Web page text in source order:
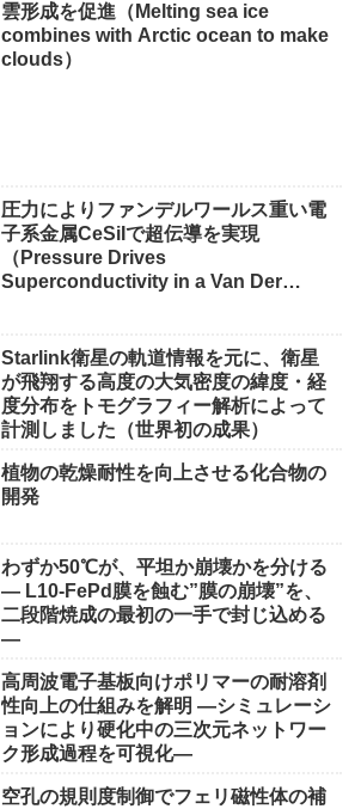
雲形成を促進（Melting sea ice
combines with Arctic ocean to make
clouds）
圧力によりファンデルワールス重い電
子系金属CeSiIで超伝導を実現
（Pressure Drives
Superconductivity in a Van Der
Starlink衛星の軌道情報を元に、衛星
が飛翔する高度の大気密度の緯度・経
度分布をトモグラフィー解析によって
計測しました（世界初の成果）
植物の乾燥耐性を向上させる化合物の
開発
わずか50℃が、平坦か崩壊かを分ける
― L10-FePd膜を蝕む”膜の崩壊”を、
二段階焼成の最初の一手で封じ込める
―
高周波電子基板向けポリマーの耐溶剤
性向上の仕組みを解明 ―シミュレーシ
ョンにより硬化中の三次元ネットワー
ク形成過程を可視化―
空孔の規則度制御でフェリ磁性体の補